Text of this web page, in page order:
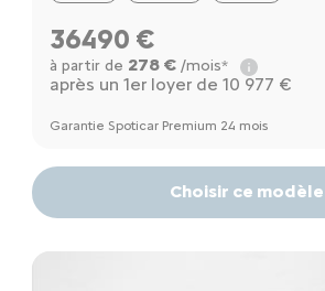
36490 €
à partir de 278 €/mois*
après un 1er loyer de 10 977 €
Garantie Spoticar Premium 24 mois
Choisir ce modèle